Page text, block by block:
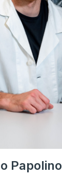
Papolino